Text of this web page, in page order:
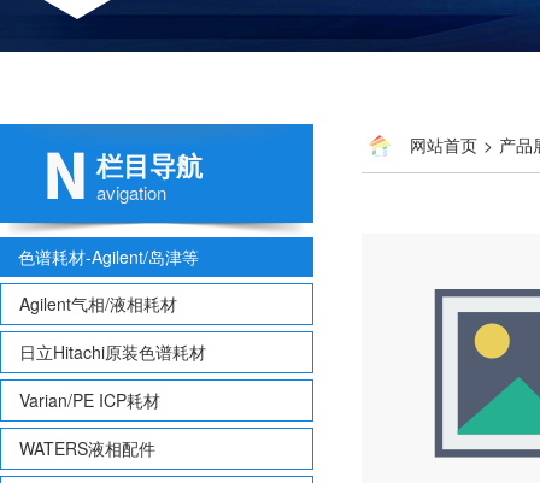
栏目导航
avigation
色谱耗材-Agilent/岛津等
Agilent气相/液相耗材
日立Hitachi原装色谱耗材
Varian/PE ICP耗材
WATERS液相配件
网站首页 > 产品